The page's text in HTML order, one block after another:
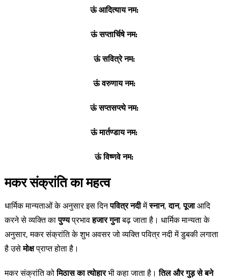
ऊं आदित्याय नम:
ऊं सप्तार्चिषे नम:
ऊं सवित्रे नम:
ऊं वरुणाय नम:
ऊं सप्तसप्त्ये नम:
ऊं मार्तण्डाय नम:
ऊं विष्णवे नम:
मकर संक्रांति का महत्व
धार्मिक मान्यताओं के अनुसार इस दिनपवित्र नदीमेंस्नान,दान,पूजाआदि
करने से व्यक्ति कापुण्यप्रभावहजार गुनाबढ़ जाता है। धार्मिक मान्यता के
अनुसार, मकर संक्रांति के शुभ अवसर जो व्यक्ति पवित्र नदी में डुबकी लगाता
है उसेमोक्षप्राप्त होता है।
मकर संक्रांति कोमिठास का त्योहारभी कहा जाता है।तिल और गुड़ से बने